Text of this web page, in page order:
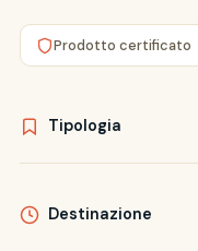
Prodotto certificato
Tipologia
Destinazione